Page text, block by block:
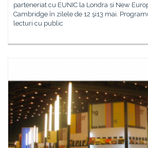
parteneriat cu EUNIC la Londra si New
Cambridge în zilele de 12 şi13 mai.
lecturi cu public